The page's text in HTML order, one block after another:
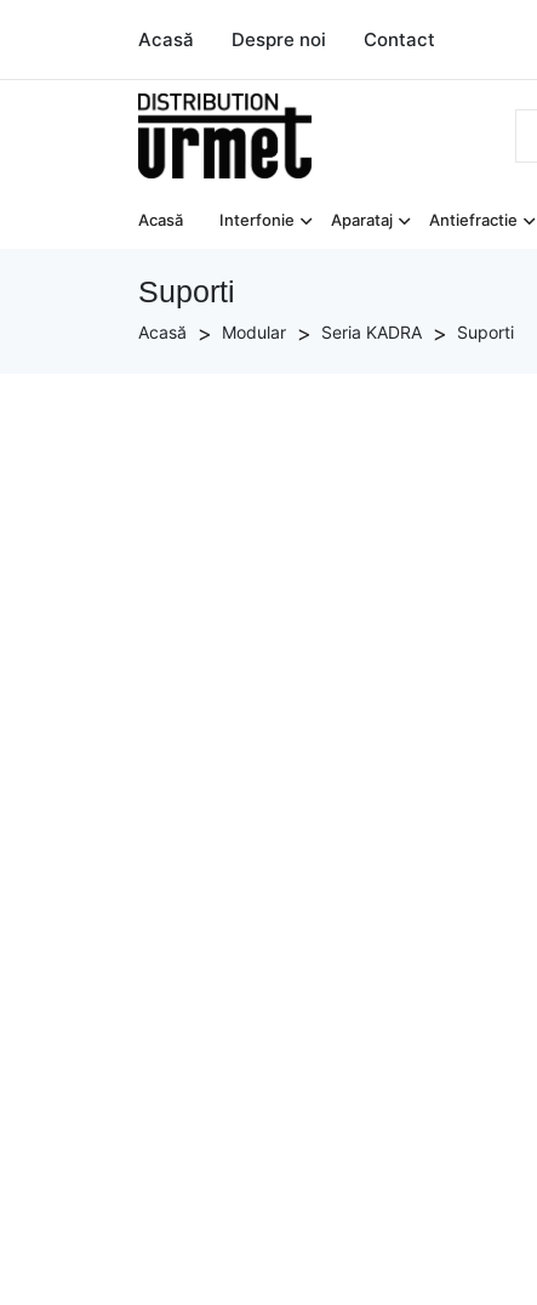
Acasă Despre noi Contact
Acasă Interfonie Aparataj Antiefractie
Suporti
Acasă Modular Seria KADRA Suporti